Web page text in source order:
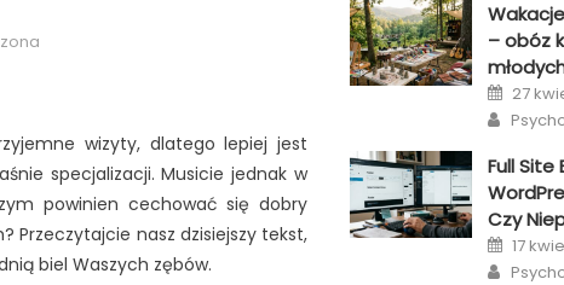
wizyty, dlatego lepiej jest
specjalizacji. Musicie jednak w
powinien cechować się dobry
Przeczytajcie nasz dzisiejszy tekst,
biel Waszych zębów.
– obóz
Posted
on
27
Full Site
Czy
Posted
on
17